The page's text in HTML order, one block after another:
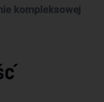
kompleksowej